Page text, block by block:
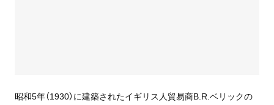
昭和5年（1930）に建築されたイギリス人貿易商B.R.ベリックの